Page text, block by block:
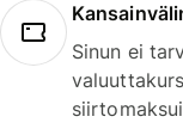
Sinun ei